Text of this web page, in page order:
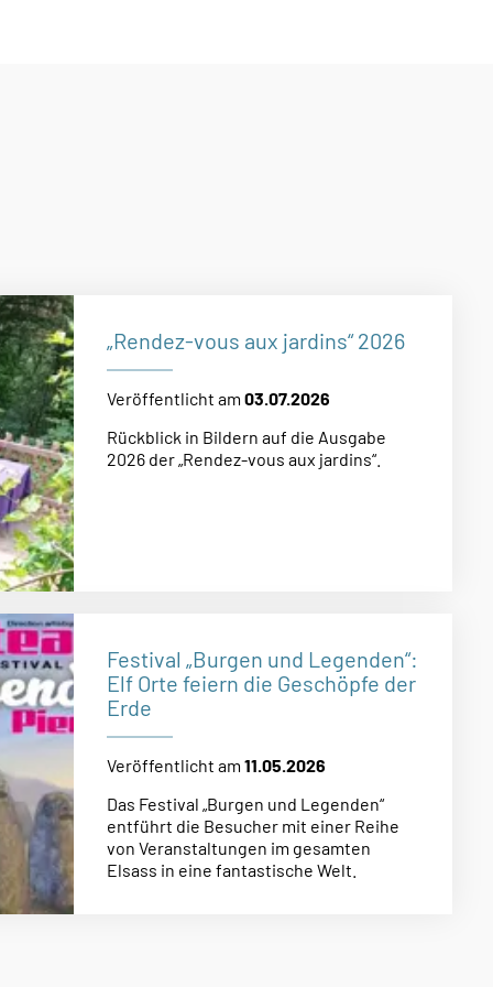
„Rendez-vous aux jardins“ 2026
Veröffentlicht am03.07.2026
Rückblick in Bildern auf die Ausgabe
2026 der „Rendez-vous aux jardins“.
Festival „Burgen und Legenden“:
Elf Orte feiern die Geschöpfe der
Erde
Veröffentlicht am11.05.2026
Das Festival „Burgen und Legenden“
entführt die Besucher mit einer Reihe
von Veranstaltungen im gesamten
Elsass in eine fantastische Welt.